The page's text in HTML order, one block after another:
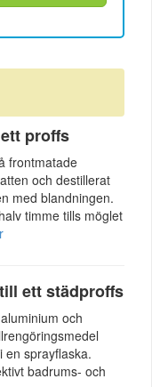
proffs
frontmatade
och destillerat
med blandningen.
timme tills möglet
ett städproffs
och
en sprayflaska.
badrums- och